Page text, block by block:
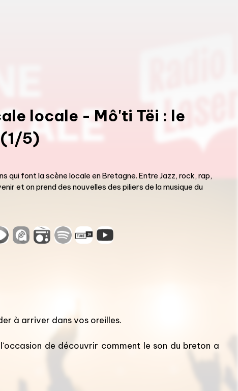
locale - Mô'ti Tëi : le
5)
qui font la scène locale en Bretagne. Entre Jazz, rock, rap,
et on prend des nouvelles des piliers de la musique du
à arriver dans vos oreilles.
de découvrir comment le son du breton a